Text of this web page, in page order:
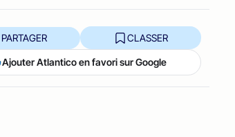
PARTAGER CLASSER
Ajouter Atlantico en favori sur Google